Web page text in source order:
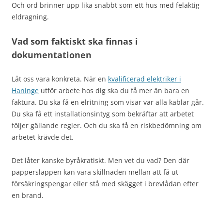
Och ord brinner upp lika snabbt som ett hus med felaktig
eldragning.
Vad som faktiskt ska finnas i
dokumentationen
Låt oss vara konkreta. När en kvalificerad elektriker i
Haninge utför arbete hos dig ska du få mer än bara en
faktura. Du ska få en elritning som visar var alla kablar går.
Du ska få ett installationsintyg som bekräftar att arbetet
följer gällande regler. Och du ska få en riskbedömning om
arbetet krävde det.
Det låter kanske byråkratiskt. Men vet du vad? Den där
papperslappen kan vara skillnaden mellan att få ut
försäkringspengar eller stå med skägget i brevlådan efter
en brand.